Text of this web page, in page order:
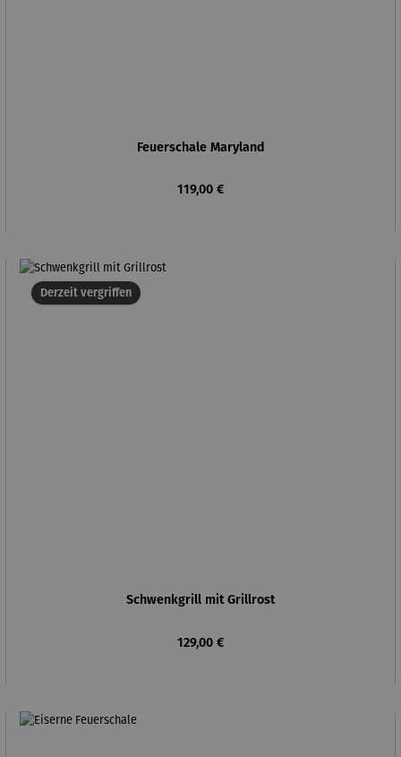
Feuerschale Maryland
Regulärer Preis:
119,00 €
Derzeit vergriffen
Schwenkgrill mit Grillrost
Regulärer Preis:
129,00 €